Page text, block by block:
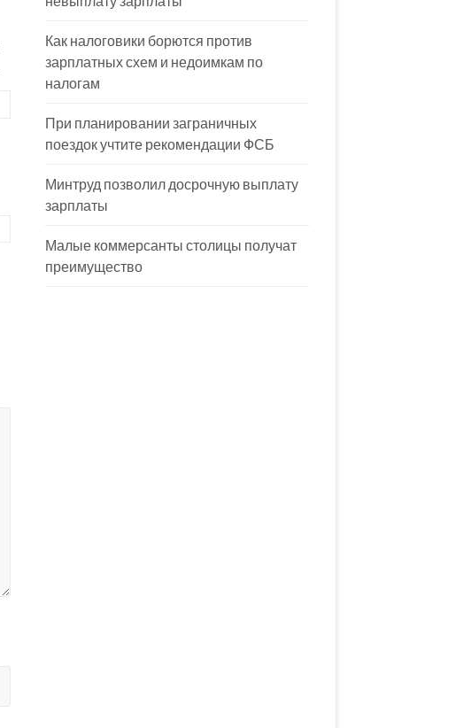
Как налоговики борются против
зарплатных схем и недоимкам по
налогам
При планировании заграничных
поездок учтите рекомендации ФСБ
Минтруд позволил досрочную выплату
зарплаты
Малые коммерсанты столицы получат
преимущество